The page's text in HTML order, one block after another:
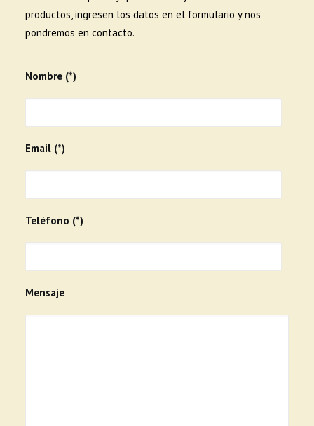
productos, ingresen los datos en el formulario y nos
pondremos en contacto.
Nombre (*)
Email (*)
Teléfono (*)
Mensaje